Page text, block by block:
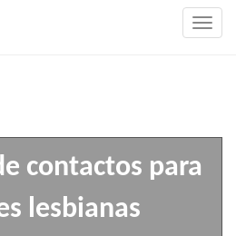
contactos para
lesbianas